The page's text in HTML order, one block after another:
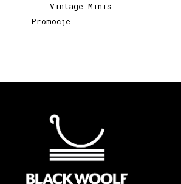
Vintage Minis
Promocje